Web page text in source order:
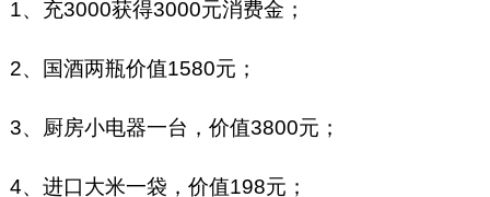
1、充3000获得3000元消费金；
2、国酒两瓶价值1580元；
3、厨房小电器一台，价值3800元；
4、进口大米一袋，价值198元；